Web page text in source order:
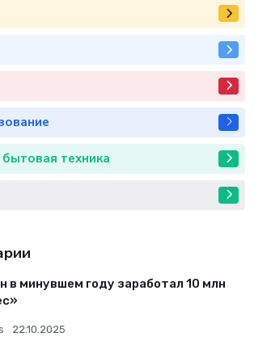
техника
в минувшем году заработал 10 млн
22.10.2025